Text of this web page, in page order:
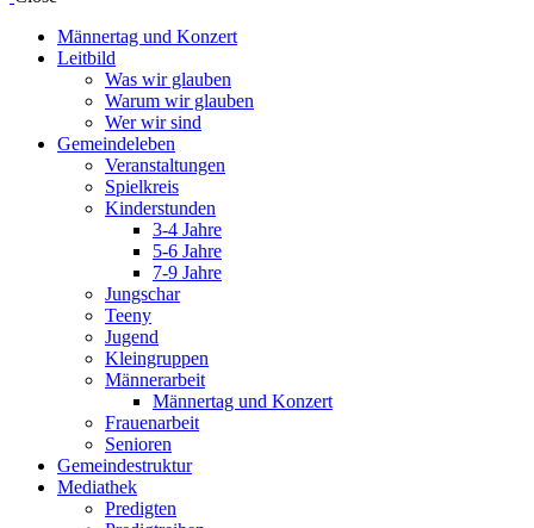
Männertag und Konzert
Leitbild
Was wir glauben
Warum wir glauben
Wer wir sind
Gemeindeleben
Veranstaltungen
Spielkreis
Kinderstunden
3-4 Jahre
5-6 Jahre
7-9 Jahre
Jungschar
Teeny
Jugend
Kleingruppen
Männerarbeit
Männertag und Konzert
Frauenarbeit
Senioren
Gemeindestruktur
Mediathek
Predigten